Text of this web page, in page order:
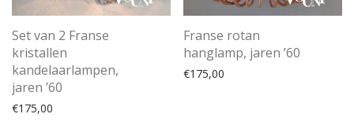
Set van 2 Franse
kristallen
kandelaarlampen,
jaren ’60
€175,00
Franse rotan
hanglamp, jaren ’60
€175,00